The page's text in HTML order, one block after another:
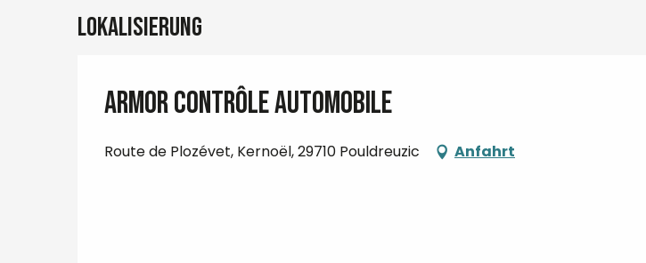
Lokalisierung
Armor contrôle automobile
Route de Plozévet, Kernoël, 29710 Pouldreuzic Anfahrt